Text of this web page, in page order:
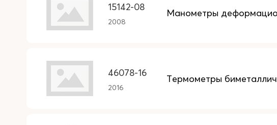
15142-08
2008
Манометры
46078-16
2016
Термометры